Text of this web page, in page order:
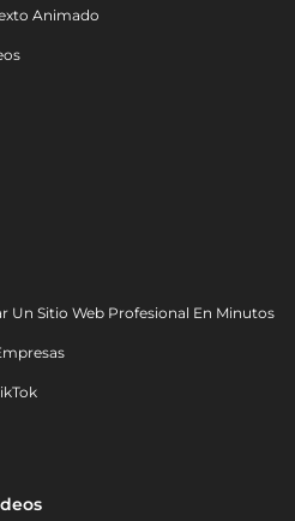
Animado
Un Sitio Web Profesional En Minutos